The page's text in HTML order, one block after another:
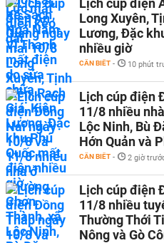
Lịch cúp điện
Long Xuyên,
Lương, Đặc
nhiều giờ
CẦN BIẾT - 10 phút
Lịch cúp điện
11/8 nhiều
Lộc Ninh, Bù
Hớn Quản và
CẦN BIẾT - 2 giờ
Lịch cúp điện
11/8 nhiều
Thường Thới
Nông và Gò